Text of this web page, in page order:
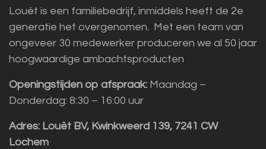
Louët is een familiebedrijf, inmiddels heeft de 2e
generatie het overgenomen. Met een team van
ongeveer 30 medewerker produceren we al 50 jaar
hoogwaardige ambachtsproducten
Openingstijden op afspraak: Maandag –
Donderdag: 8:30 – 16:00 uur
Adres: Louët BV, Kwinkweerd 139, 7241 CW
Lochem